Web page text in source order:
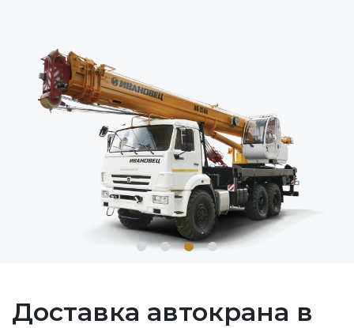
Доставка автокрана в